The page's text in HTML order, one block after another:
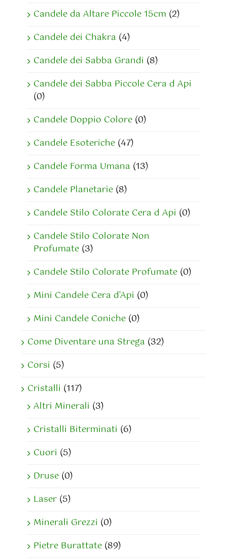
Candele da Altare Piccole 15cm (2)
Candele dei Chakra (4)
Candele dei Sabba Grandi (8)
Candele dei Sabba Piccole Cera d Api
(0)
Candele Doppio Colore (0)
Candele Esoteriche (47)
Candele Forma Umana (13)
Candele Planetarie (8)
Candele Stilo Colorate Cera d Api (0)
Candele Stilo Colorate Non
Profumate (3)
Candele Stilo Colorate Profumate (0)
Mini Candele Cera d'Api (0)
Mini Candele Coniche (0)
Come Diventare una Strega (32)
Corsi (5)
Cristalli (117)
Altri Minerali (3)
Cristalli Biterminati (6)
Cuori (5)
Druse (0)
Laser (5)
Minerali Grezzi (0)
Pietre Burattate (89)